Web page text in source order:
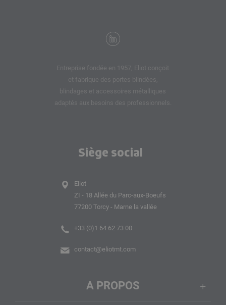
Siège social
Eliot
ZI - 18 Allée du Parc-aux-Boeufs
77200 Torcy - Marne la vallée
+33 (0)1 64 62 73 00
contact@eliotmt.com
A PROPOS
Entreprise fondée en 1957, Eliot conçoit
et fabrique des portes blindées,
blindages et accessoires métalliques
adaptés aux besoins des professionnels.